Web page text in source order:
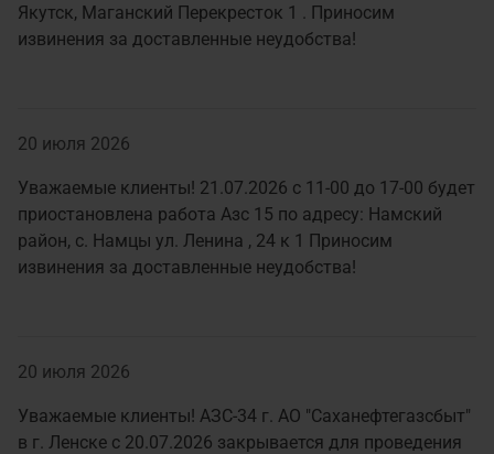
Якутск, Маганский Перекресток 1 . Приносим
извинения за доставленные неудобства!
20 июля 2026
Уважаемые клиенты! 21.07.2026 с 11-00 до 17-00 будет
приостановлена работа Азс 15 по адресу: Намский
район, с. Намцы ул. Ленина , 24 к 1 Приносим
извинения за доставленные неудобства!
20 июля 2026
Уважаемые клиенты! АЗС-34 г. АО "Саханефтегазсбыт"
в г. Ленске с 20.07.2026 закрывается для проведения